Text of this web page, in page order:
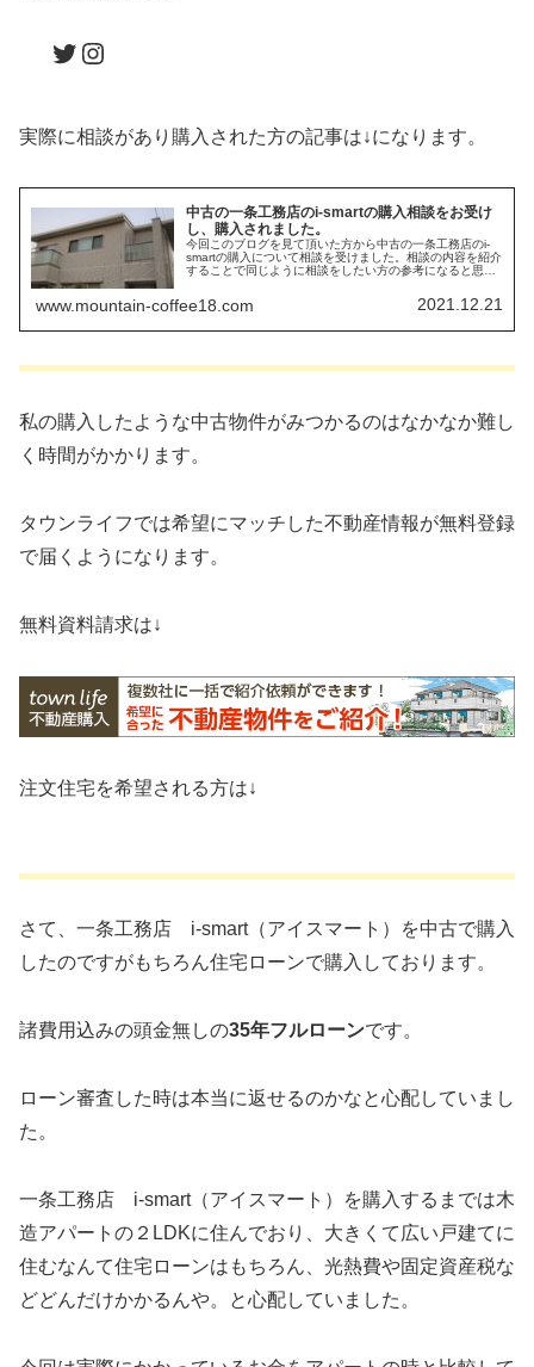
Twitter
Instagram
実際に相談があり購入された方の記事は↓になります。
中古の一条工務店のi-smartの購入相談をお受け
し、購入されました。
今回このブログを見て頂いた方から中古の一条工務店のi-
smartの購入について相談を受けました。相談の内容を紹介
することで同じように相談をしたい方の参考になると思い
www.mountain-coffee18.com 2021.12.21
私の購入したような中古物件がみつかるのはなかなか難し
く時間がかかります。
タウンライフでは希望にマッチした不動産情報が無料登録
で届くようになります。
無料資料請求は↓
注文住宅を希望される方は↓
さて、一条工務店 i-smart（アイスマート）を中古で購入
したのですがもちろん住宅ローンで購入しております。
諸費用込みの頭金無しの35年フルローンです。
ローン審査した時は本当に返せるのかなと心配していまし
た。
一条工務店 i-smart（アイスマート）を購入するまでは木
造アパートの２LDKに住んでおり、大きくて広い戸建てに
住むなんて住宅ローンはもちろん、光熱費や固定資産税な
どどんだけかかるんや。と心配していました。